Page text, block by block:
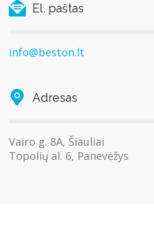
El. paštas
info@beston.lt
Adresas
Vairo g. 8A, Šiauliai
Topolių al. 6, Panevėžys